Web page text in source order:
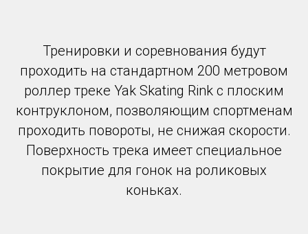
Тренировки и соревнования будут
проходить на стандартном 200 метровом
роллер треке Yak Skating Rink с плоским
контруклоном, позволяющим спортменам
проходить повороты, не снижая скорости.
Поверхность трека имеет специальное
покрытие для гонок на роликовых
коньках.